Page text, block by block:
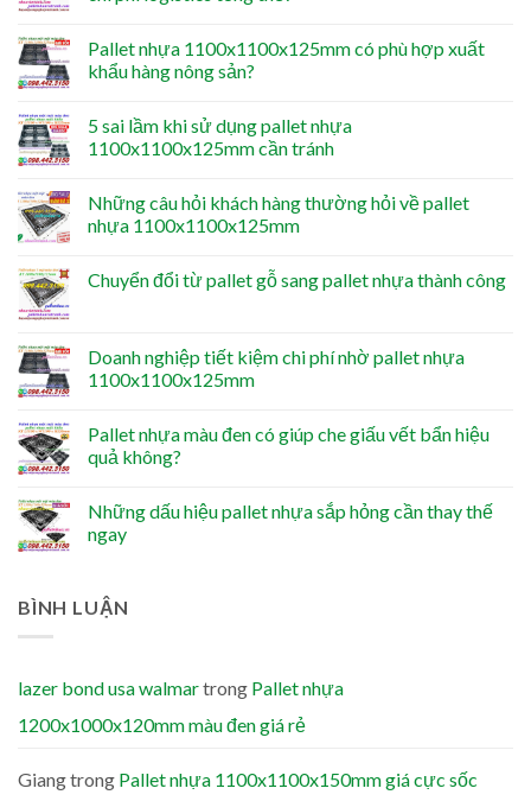
Pallet nhựa 1100x1100x125mm có phù hợp xuất
khẩu hàng nông sản?
5 sai lầm khi sử dụng pallet nhựa
1100x1100x125mm cần tránh
Những câu hỏi khách hàng thường hỏi về pallet
nhựa 1100x1100x125mm
Chuyển đổi từ pallet gỗ sang pallet nhựa thành công
Doanh nghiệp tiết kiệm chi phí nhờ pallet nhựa
1100x1100x125mm
Pallet nhựa màu đen có giúp che giấu vết bẩn hiệu
quả không?
Những dấu hiệu pallet nhựa sắp hỏng cần thay thế
ngay
BÌNH LUẬN
lazer bond usa walmartrong Pallet nhựa
1200x1000x120mm màu đen giá rẻ
Giangtrong Pallet nhựa 1100x1100x150mm giá cực sốc